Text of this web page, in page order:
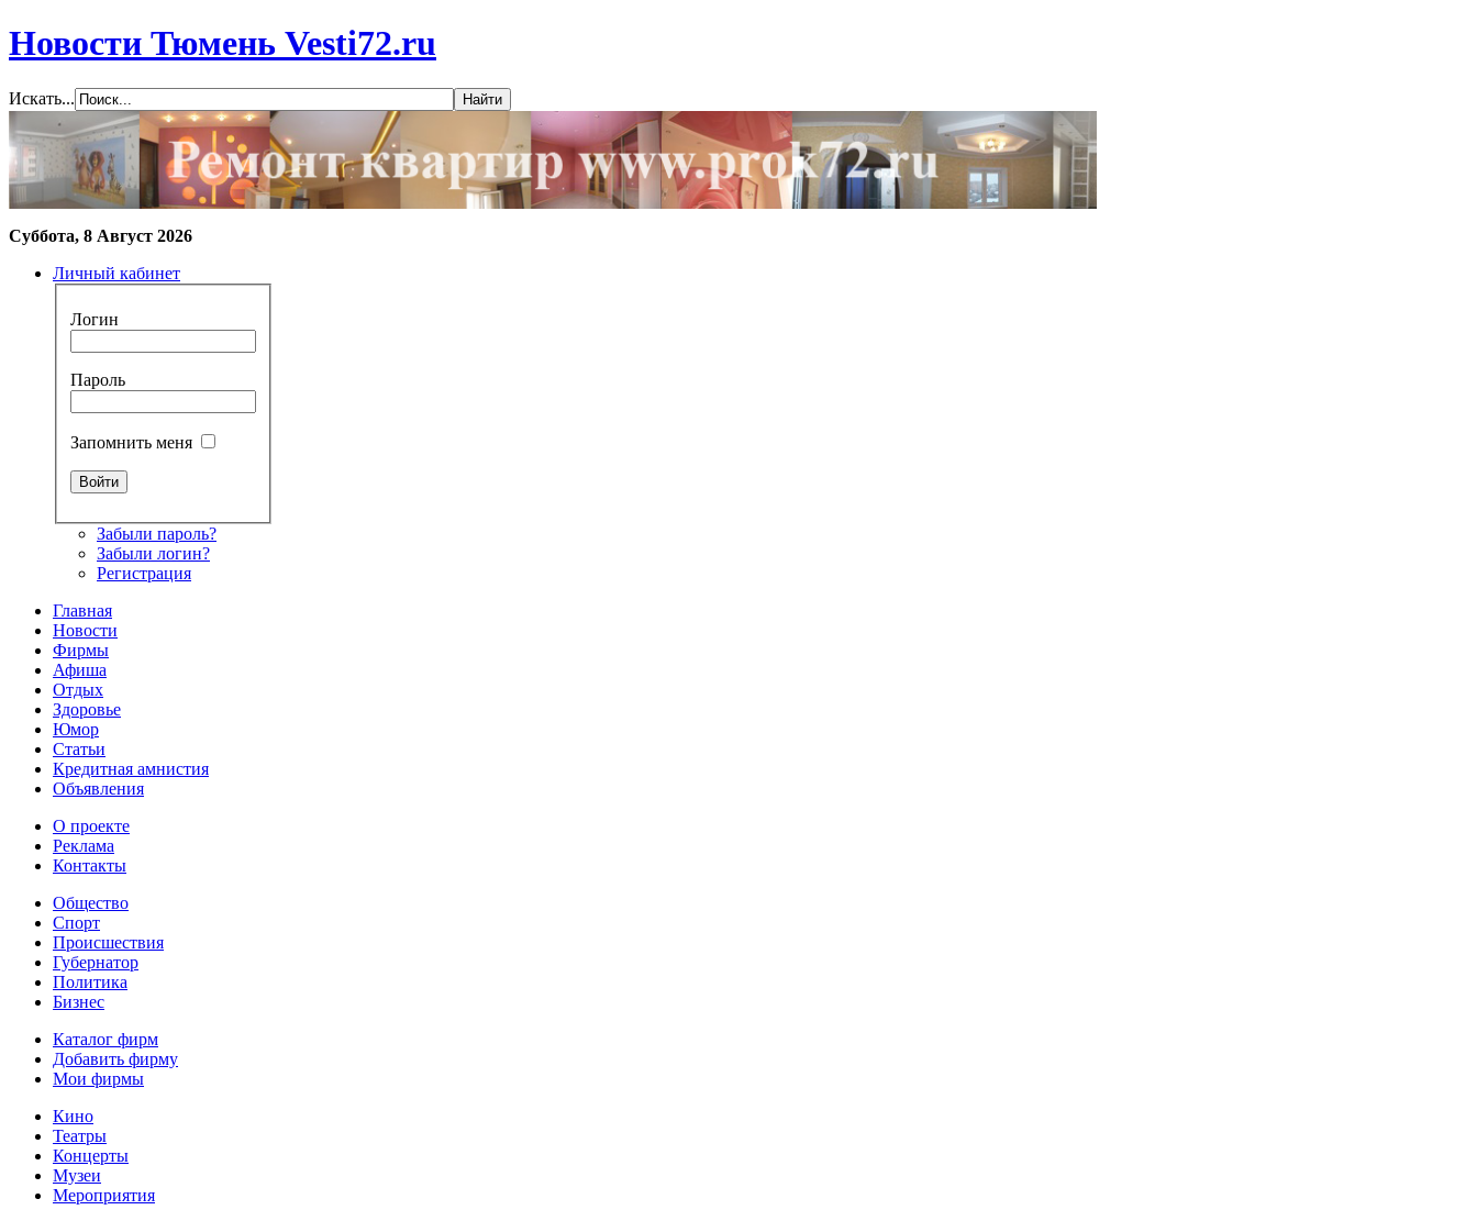
Новости Тюмень Vesti72.ru
Искать...
Суббота, 8 Август 2026
Личный кабинет
Логин
Пароль
Запомнить меня
Забыли пароль?
Забыли логин?
Регистрация
Главная
Новости
Фирмы
Афиша
Отдых
Здоровье
Юмор
Статьи
Кредитная амнистия
Объявления
О проекте
Реклама
Контакты
Общество
Спорт
Происшествия
Губернатор
Политика
Бизнес
Каталог фирм
Добавить фирму
Мои фирмы
Кино
Театры
Концерты
Музеи
Мероприятия